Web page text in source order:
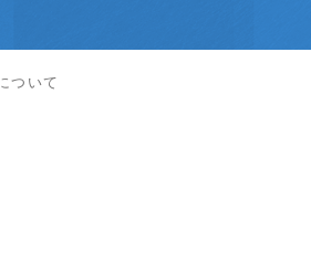
ついて